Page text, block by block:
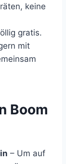
keine
gratis.
mit
Boom
– Um auf